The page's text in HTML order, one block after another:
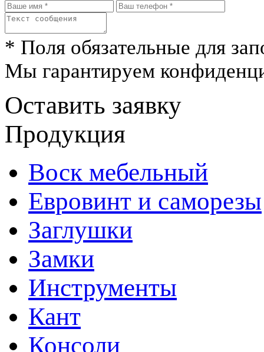
* Поля обязательные для
Мы гарантируем
Оставить заявку
Продукция
Воск мебельный
Евровинт и саморезы
Заглушки
Замки
Инструменты
Кант
Консоли